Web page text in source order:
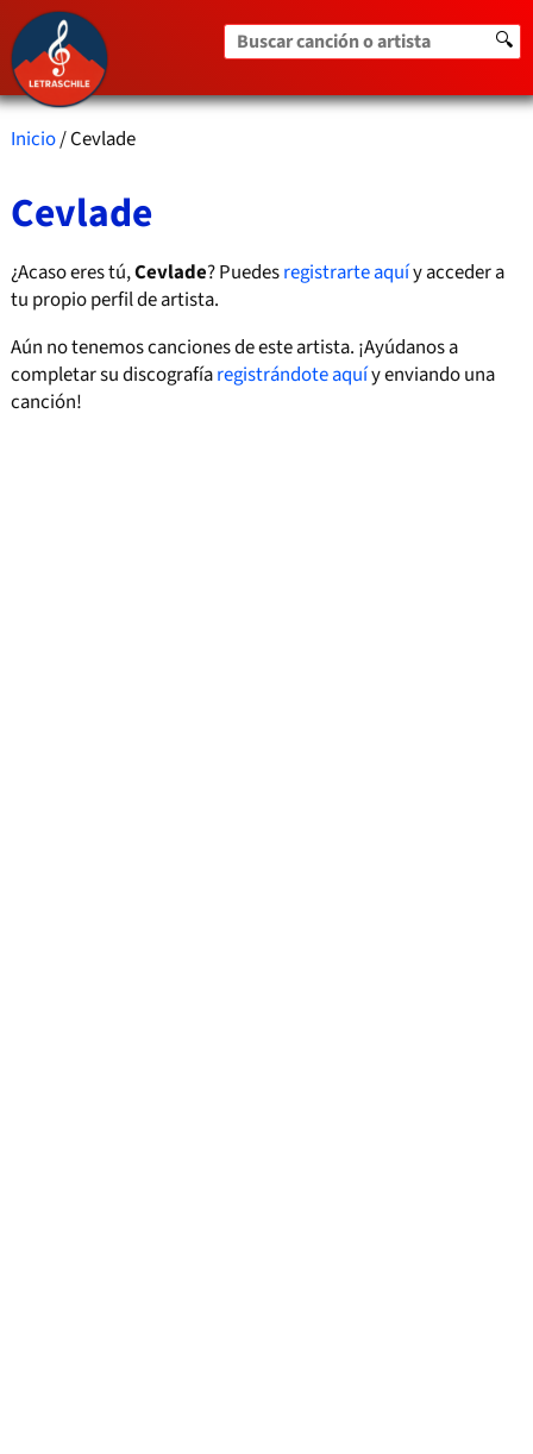
Buscar canción o artista 🔍
Inicio/ Cevlade
Cevlade
¿Acaso eres tú,Cevlade? Puedesregistrarte aquíy acceder a
tu propio perfil de artista.
Aún no tenemos canciones de este artista. ¡Ayúdanos a
completar su discografíaregistrándote aquíy enviando una
canción!